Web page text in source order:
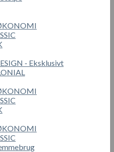
- Eksklusivt